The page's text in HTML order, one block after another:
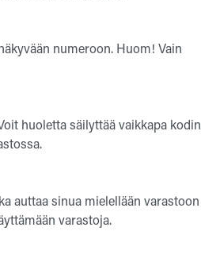
numeroon. Huom! Vain
huoletta säilyttää vaikkapa kodin
auttaa sinua mielellään varastoon
varastoja.